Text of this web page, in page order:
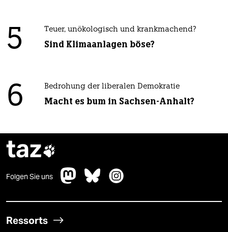
5 Teuer, unökologisch und krankmachend?
Sind Klimaanlagen böse?
6 Bedrohung der liberalen Demokratie
Macht es bum in Sachsen-Anhalt?
taz
Folgen Sie uns
Ressorts